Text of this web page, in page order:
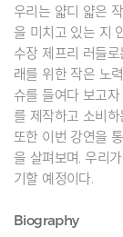
우리는 얇디 얇은
을 미치고 있는 지
수장 제프리 러들
래를 위한 작은 노
슈를 들여다 보고
를 제작하고 소비
또한 이번 강연을
을 살펴보며, 우리
기할 예정이다.
Biography